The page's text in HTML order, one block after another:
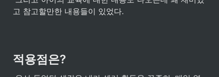
고 참고할만한 내용들이 있었다.
적용점은?